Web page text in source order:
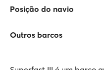
Posição do navio
Outros barcos